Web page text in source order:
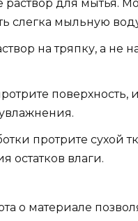
раствор для мытья.
слегка мыльную
на тряпку, а не
поверхность,
протрите сухой
остатков влаги.
о материале